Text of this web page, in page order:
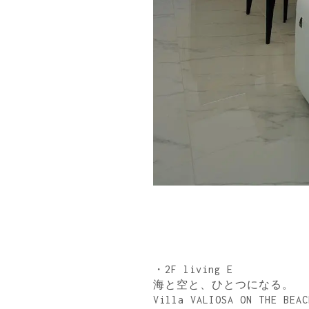
・2F living E
海と空と、ひとつになる。
Villa VALIOSA ON THE